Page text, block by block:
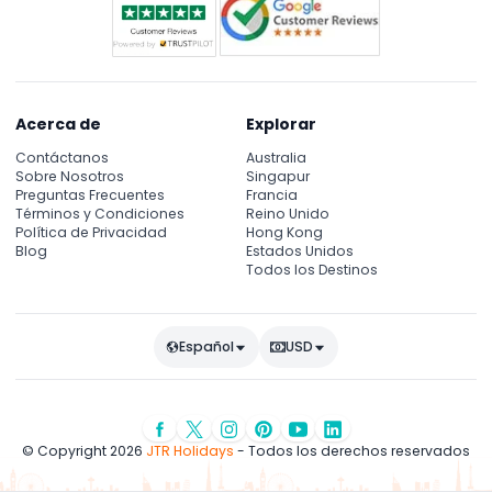
Acerca de
Contáctanos
Sobre Nosotros
Preguntas Frecuentes
Términos y Condiciones
Política de Privacidad
Blog
Explorar
Australia
Singapur
Francia
Reino Unido
Hong Kong
Estados Unidos
Todos los Destinos
Español USD
© Copyright 2026 JTR Holidays - Todos los derechos reservados